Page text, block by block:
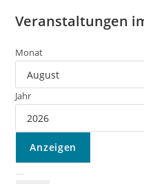
Veranstaltungen
Monat
Jahr